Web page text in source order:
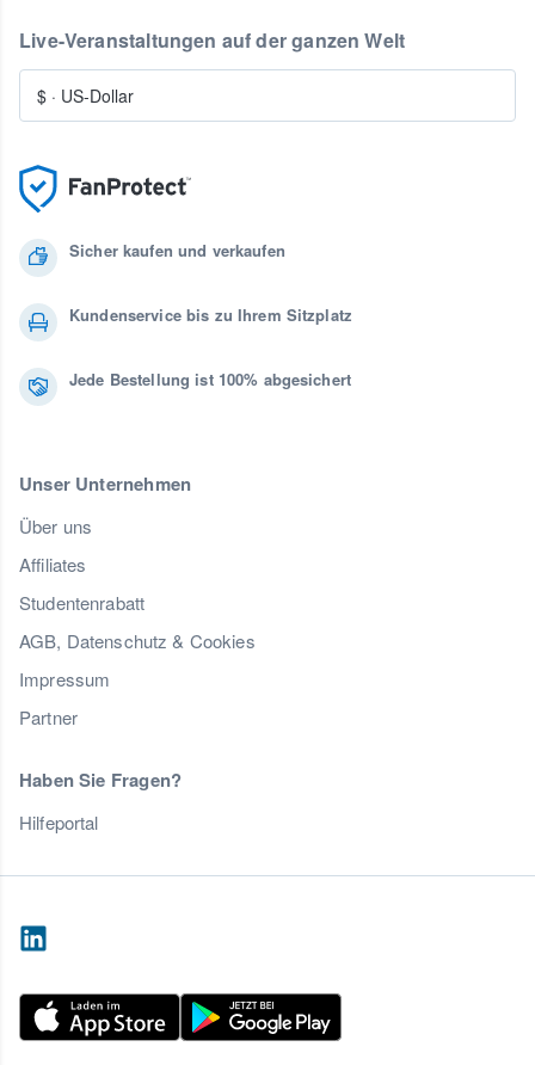
Sicher kaufen und verkaufen
Kundenservice bis zu Ihrem Sitzplatz
Jede Bestellung ist 100% abgesichert
Unser Unternehmen
Über uns
Affiliates
Studentenrabatt
AGB, Datenschutz & Cookies
Impressum
Partner
Haben Sie Fragen?
Hilfeportal
Live-Veranstaltungen auf der ganzen Welt
$ · US-Dollar